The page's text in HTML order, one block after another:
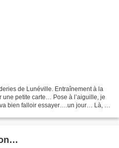
de Lunéville. Entraînement à la
petite carte… Pose à l’aiguille, je
va bien falloir essayer….un jour… Là, le